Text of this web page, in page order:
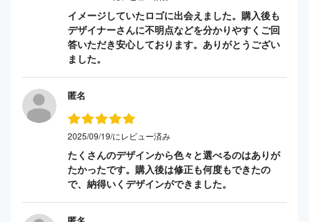
イメージしていたロゴに出会えました。購入後も
デザイナーさんに不明点などを分かりやすくご回
答いただき安心しております。ありがとうござい
ました。
匿名
2025/09/19/にレビュー済み
たくさんのデザインから色々と選べるのはありが
たかったです。購入後は修正も何度もできたの
で、納得いくデザインができました。